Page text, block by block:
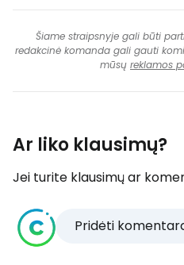
Šiame straipsnyje gali būti
redakcinė komanda gali gauti
mūsų reklamos
Ar liko klausimų?
Jei turite klausimų ar
Pridėti